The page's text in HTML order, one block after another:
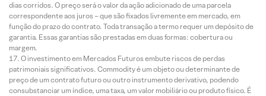
dias corridos. O preço será o valor da ação adicionado de uma parcela
correspondente aos juros – que são fixados livremente em mercado, em
função do prazo do contrato. Toda transação a termo requer um depósito de
garantia. Essas garantias são prestadas em duas formas: cobertura ou
margem.
O investimento em Mercados Futuros embute riscos de perdas
patrimoniais significativos. Commodity é um objeto ou determinante de
preço de um contrato futuro ou outro instrumento derivativo, podendo
consubstanciar um índice, uma taxa, um valor mobiliário ou produto físico. É